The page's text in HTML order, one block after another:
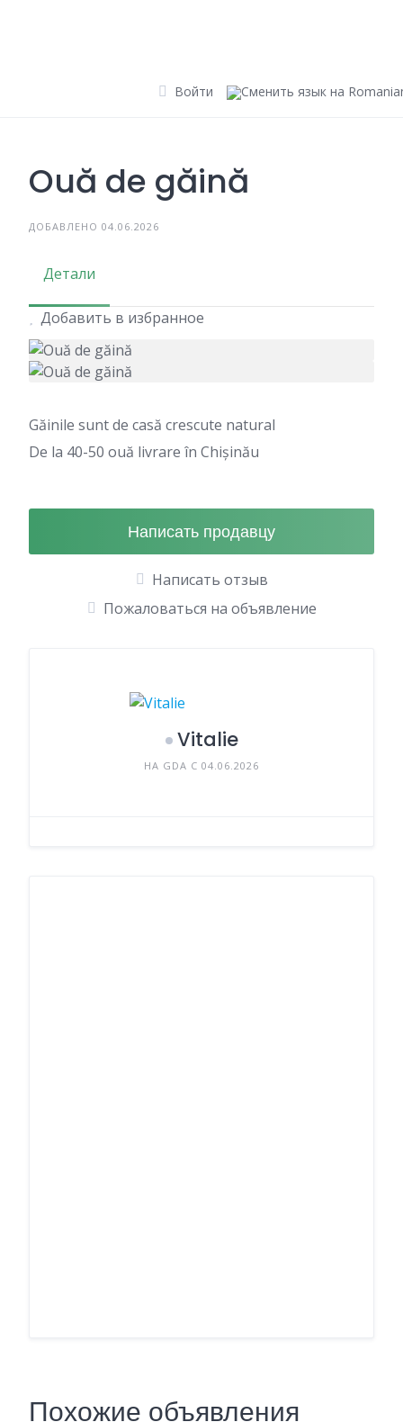
Войти
Ouă de găină
ДОБАВЛЕНО 04.06.2026
Детали
Добавить в избранное
Găinile sunt de casă crescute natural
De la 40-50 ouă livrare în Chișinău
Написать продавцу
Написать отзыв
Пожаловаться на объявление
Vitalie
НА GDA С 04.06.2026
Похожие объявления